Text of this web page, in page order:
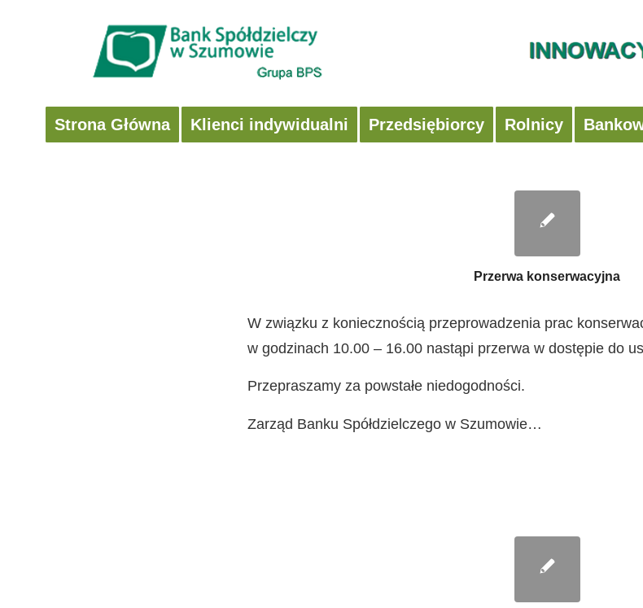
Strona Główna Klienci indywidualni Przedsiębiorcy Rolnicy
Przerwa konserwacyjna
W związku z koniecznością przeprowadzenia prac
w godzinach 10.00 – 16.00 nastąpi przerwa w dostępie do
Przepraszamy za powstałe niedogodności.
Zarząd Banku Spółdzielczego w Szumowie…